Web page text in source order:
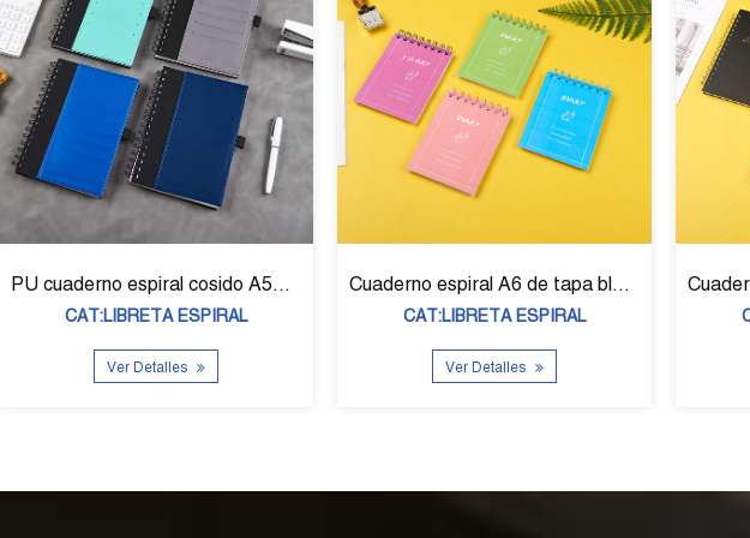
CAT:LIBRETA ESPIRAL
Ver Detalles
Cuaderno espiral A5 de tapa dura
CAT:LIBRETA ESPIRAL
Ver Detalles